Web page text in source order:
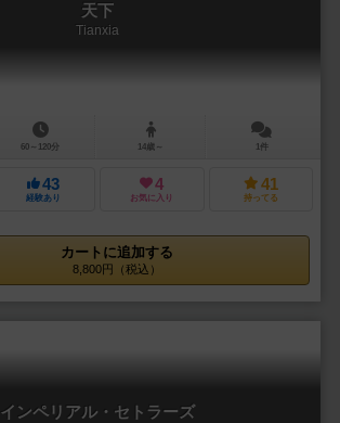
天下
Tianxia
60～120分 14歳～ 1件
43
経験あり
4
お気に入り
41
持ってる
カートに追加する
8,800円（税込）
インペリアル・セトラーズ